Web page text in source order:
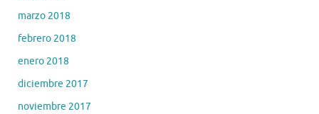
marzo 2018
febrero 2018
enero 2018
diciembre 2017
noviembre 2017